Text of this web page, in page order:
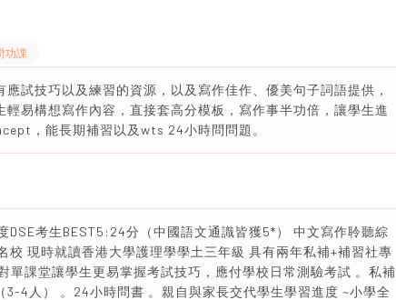
功課
試技巧以及練習的資源，以及寫作佳作、優美句子詞語提供，
易構想寫作內容，直接套高分模板，寫作事半功倍，讓學生進
，能長期補習以及wts 24小時問問題。
DSE考生BEST5:24分（中國語文通識皆獲5*） 中文寫作聆聽綜
校 現時就讀香港大學護理學學土三年級 具有兩年私補+補習社專
單課堂讓學生更易掌握考試技巧，應付學校日常測驗考試 。私補
3-4人） 。24小時問書 。親自與家長交代學生學習進度 ~小學全